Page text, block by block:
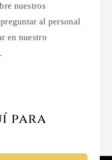
nuestros
al personal
en nuestro
para